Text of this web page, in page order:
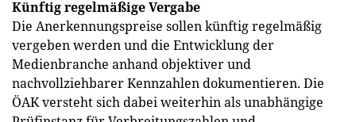
Künftig regelmäßige Vergabe
Die Anerkennungspreise sollen künftig regelmäßig
vergeben werden und die Entwicklung der
Medienbranche anhand objektiver und
nachvollziehbarer Kennzahlen dokumentieren. Die
ÖAK versteht sich dabei weiterhin als unabhängige